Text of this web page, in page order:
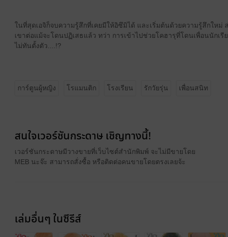
ในที่สุดเอจิก็จบความรู้สึกที่เคยมีให้อิซึมิได้ และเริ่มต้นด้วยความรู้สึกใหม่
เขาต่อแม้จะโดนปฏิเสธแล้ว ทว่า การเข้าไปช่วยโคฮารุที่โดนเพื่อนนักเ
ไม่ทันตั้งตัว....!?
การ์ตูนผู้หญิง โรแมนติก โรงเรียน รักวัยรุ่น เพื่อนสนิท
สนใจเวอร์ชันกระดาษ เชิญทางนี้!
เวอร์ชันกระดาษมีวางขายที่เว็บไซต์สำนักพิมพ์ จะไม่มีขายโดย
MEB นะจ๊ะ สามารถสั่งซื้อ หรือติดต่อคนขายโดยตรงเลยจ้ะ
เล่มอื่นๆ ในซีรีส์